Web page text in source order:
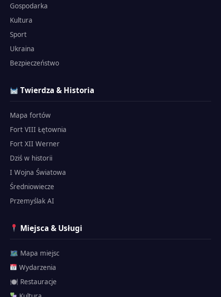
Gospodarka
Kultura
Sport
Ukraina
Bezpieczeństwo
Twierdza & Historia
Mapa fortów
Fort VIII Łętownia
Fort XII Werner
Dziś w historii
I Wojna Światowa
Średniowiecze
Przemyślak AI
Miejsca & Usługi
🗺 Mapa miejsc
Wydarzenia
🍽 Restauracje